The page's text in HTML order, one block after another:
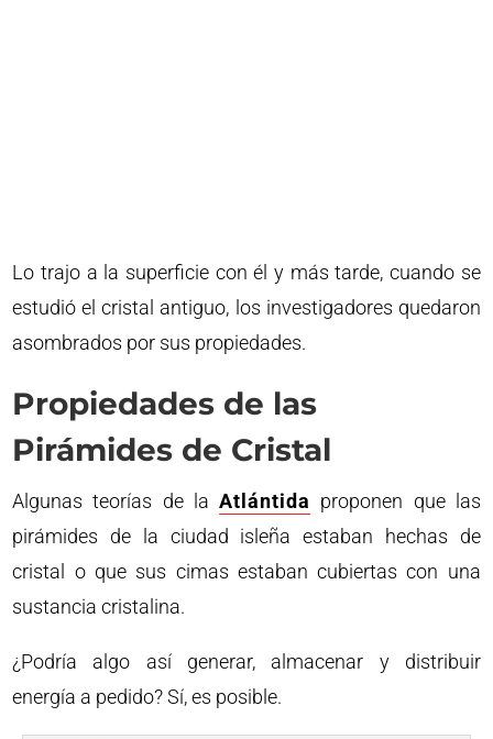
Lo trajo a la superficie con él y más tarde, cuando se
estudió el cristal antiguo, los investigadores quedaron
asombrados por sus propiedades.
Propiedades de las
Pirámides de Cristal
Algunas teorías de laAtlántida proponen que las
pirámides de la ciudad isleña estaban hechas de
cristal o que sus cimas estaban cubiertas con una
sustancia cristalina.
¿Podría algo así generar, almacenar y distribuir
energía a pedido? Sí, es posible.